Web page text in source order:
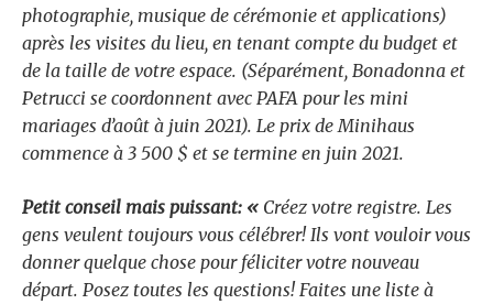
photographie, musique de cérémonie et applications)
après les visites du lieu, en tenant compte du budget et
de la taille de votre espace. (Séparément, Bonadonna et
Petrucci se coordonnent avec PAFA pour les mini
mariages d’août à juin 2021). Le prix de Minihaus
commence à 3 500 $ et se termine en juin 2021.
Petit conseil mais puissant: « Créez votre registre. Les
gens veulent toujours vous célébrer! Ils vont vouloir vous
donner quelque chose pour féliciter votre nouveau
départ. Posez toutes les questions! Faites une liste à